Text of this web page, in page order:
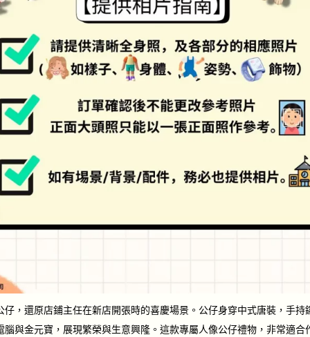
，還原店鋪主任在新店開張時的喜慶場景。公仔身穿中式唐裝，手
與金元寶，展現繁榮與生意興隆。這款專屬人像公仔禮物，非常適